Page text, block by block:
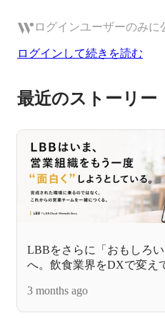
ログインユーザーのみに
ログインして続きを読む
最近のストーリー
LBBをさらに「おもしろ
へ。飲食業界をDXで変え
3 months ago